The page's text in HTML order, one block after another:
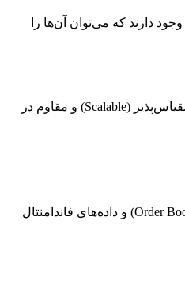
دارند که می‌توان آن‌ها را
یک ربات معامله‌گر اختصاصی، سیستمی پیچیده است که از چندین ماژول تخصصی تشکیل شده است تا بتواند به طور مستقل در بازار فعالیت کند. معماری باید انعطاف‌پذیر، مقیاس‌پذیر (Scalable) و مقاوم در
این بخش مسئول دریافت و پردازش جریان داده‌های بازار است. داده‌ها می‌توانند شامل قیمت‌های لحظه‌ای (Ticks)، داده‌های تاریخچه‌ای (Historical Data)، عمق بازار (Order Book Depth) و داده‌های فاندامنتال